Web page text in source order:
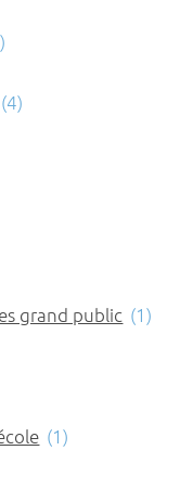
(4)
grand public (1)
(1)